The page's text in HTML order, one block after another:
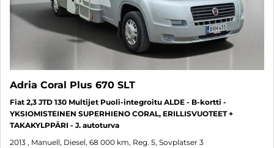
Adria Coral Plus 670 SLT
Fiat 2,3 JTD 130 Multijet Puoli-integroitu ALDE - B-kortti -
YKSIOMISTEINEN SUPERHIENO CORAL, ERILLISVUOTEET +
TAKAKYLPPÄRI - J. autoturva
2013 , Manuell, Diesel, 68 000 km, Reg. 5, Sovplatser 3